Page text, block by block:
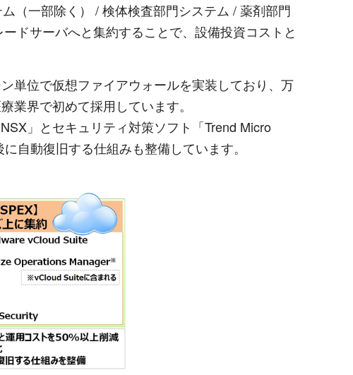
（一部除く） / 検体検査部門システム / 薬剤部門
ドサーバへと集約することで、設備投資コストと
単位で仮想ファイアウォールを実装しており、万
業界で初めて採用しています。
」とセキュリティ対策ソフト「Trend Micro
自動復旧する仕組みも整備しています。